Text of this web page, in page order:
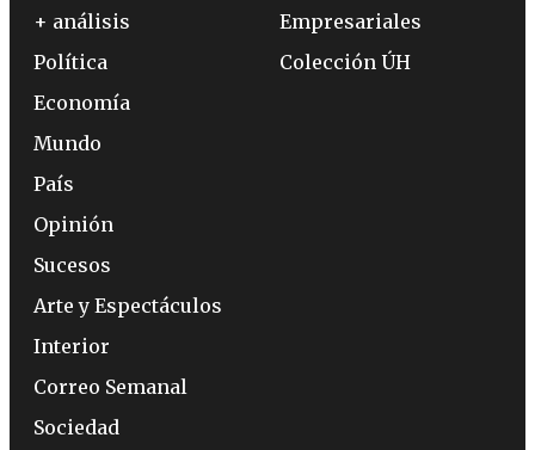
+ análisis
Política
Economía
Mundo
País
Opinión
Sucesos
Arte y Espectáculos
Interior
Correo Semanal
Sociedad
Empresariales
Colección ÚH